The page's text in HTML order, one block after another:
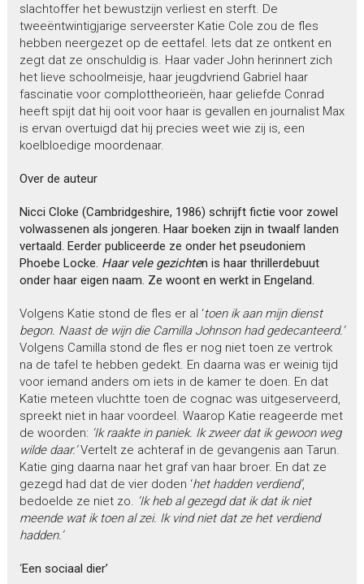
slachtoffer het bewustzijn verliest en sterft. De
tweeëntwintigjarige serveerster Katie Cole zou de fles
hebben neergezet op de eettafel. Iets dat ze ontkent en
zegt dat ze onschuldig is. Haar vader John herinnert zich
het lieve schoolmeisje, haar jeugdvriend Gabriel haar
fascinatie voor complottheorieën, haar geliefde Conrad
heeft spijt dat hij ooit voor haar is gevallen en journalist Max
is ervan overtuigd dat hij precies weet wie zij is, een
koelbloedige moordenaar.
Over de auteur
Nicci Cloke (Cambridgeshire, 1986) schrijft fictie voor zowel
volwassenen als jongeren. Haar boeken zijn in twaalf landen
vertaald. Eerder publiceerde ze onder het pseudoniem
Phoebe Locke. Haar vele gezichten is haar thrillerdebuut
onder haar eigen naam. Ze woont en werkt in Engeland.
Volgens Katie stond de fles er al ‘toen ik aan mijn dienst
begon. Naast de wijn die Camilla Johnson had gedecanteerd.’
Volgens Camilla stond de fles er nog niet toen ze vertrok
na de tafel te hebben gedekt. En daarna was er weinig tijd
voor iemand anders om iets in de kamer te doen. En dat
Katie meteen vluchtte toen de cognac was uitgeserveerd,
spreekt niet in haar voordeel. Waarop Katie reageerde met
de woorden: ‘Ik raakte in paniek. Ik zweer dat ik gewoon weg
wilde daar.’Vertelt ze achteraf in de gevangenis aan Tarun.
Katie ging daarna naar het graf van haar broer. En dat ze
gezegd had dat de vier doden ‘het hadden verdiend’,
bedoelde ze niet zo. ‘Ik heb al gezegd dat ik dat ik niet
meende wat ik toen al zei. Ik vind niet dat ze het verdiend
hadden.’
‘Een sociaal dier’